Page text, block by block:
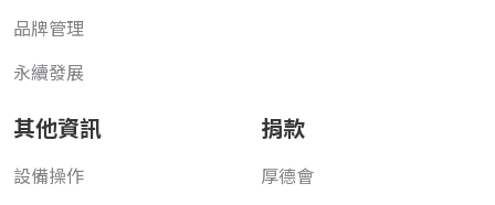
品牌管理
永續發展
其他資訊
設備操作
捐款
厚德會